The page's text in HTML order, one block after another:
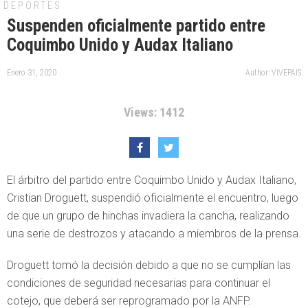
DEPORTES
Suspenden oficialmente partido entre
Coquimbo Unido y Audax Italiano
Enero 31, 2020 Author: VIVEPAIS
Views: 1412
El árbitro del partido entre Coquimbo Unido y Audax Italiano,
Cristian Droguett, suspendió oficialmente el encuentro, luego
de que un grupo de hinchas invadiera la cancha, realizando
una serie de destrozos y atacando a miembros de la prensa.
Droguett tomó la decisión debido a que no se cumplían las
condiciones de seguridad necesarias para continuar el
cotejo, que deberá ser reprogramado por la ANFP.